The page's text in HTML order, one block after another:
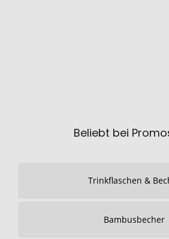
Beliebt bei
Trinkflaschen &
Bambusbecher